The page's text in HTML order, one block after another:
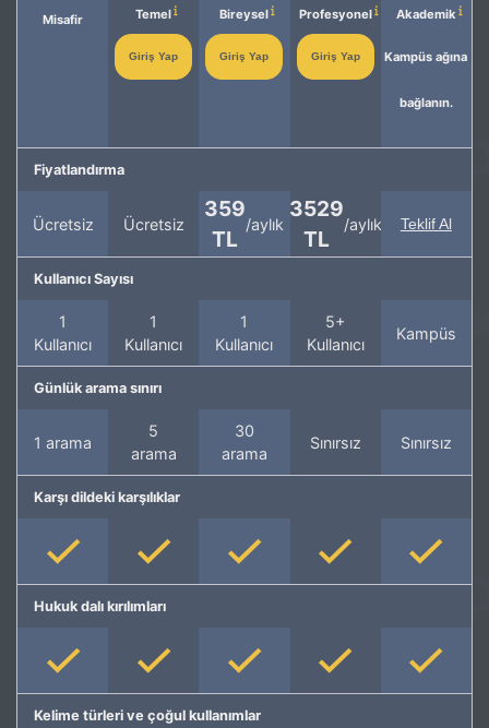
Misafir Temel
Giriş Yap
Bireysel
Giriş Yap
Profesyonel
Giriş Yap
Akademik
Kampüs ağına
bağlanın.
Fiyatlandırma
Ücretsiz Ücretsiz
359
TL
/aylık
3529
TL
/aylık Teklif Al
Kullanıcı Sayısı
1
Kullanıcı
1
Kullanıcı
1
Kullanıcı
5+
Kullanıcı
Kampüs
Günlük arama sınırı
1 arama
5
arama
30
arama
Sınırsız Sınırsız
Karşı dildeki karşılıklar
Hukuk dalı kırılımları
Kelime türleri ve çoğul kullanımlar